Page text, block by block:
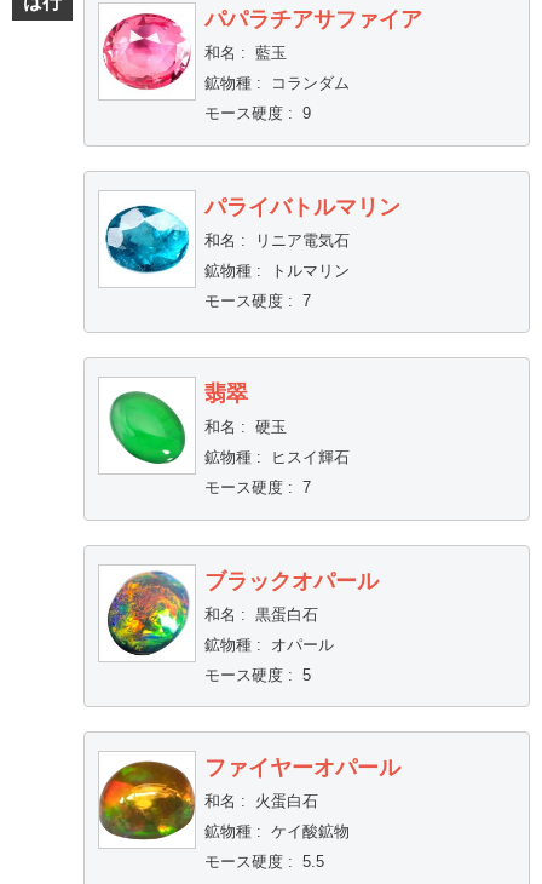
パパラチアサファイア
和名 : 藍玉
鉱物種:
コランダム
モース硬度: 9
パライバトルマリン
和名 :
リニア電気石
鉱物種:
トルマリン
モース硬度: 7
翡翠
和名 : 硬玉
鉱物種:
ヒスイ輝石
モース硬度: 7
ブラックオパール
和名 : 黒蛋白石
鉱物種:
オパール
モース硬度: 5
ファイヤーオパール
和名 :
火蛋白石
鉱物種: ケイ酸鉱物
モース硬度: 5.5